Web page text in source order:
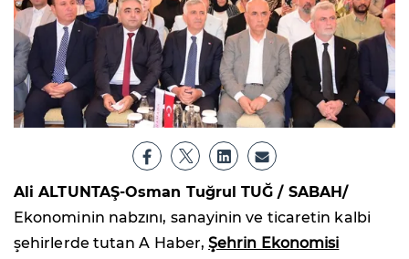
Ali ALTUNTAŞ-Osman Tuğrul TUĞ / SABAH/
Ekonominin nabzını, sanayinin ve ticaretin kalbi
şehirlerde tutan A Haber,Şehrin Ekonomisi